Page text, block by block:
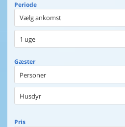
Periode
Vælg ankomst
1 uge
Gæster
Personer
Husdyr
Pris